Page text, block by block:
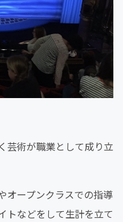
芸術が職業として成り立
オープンクラスでの指導
トなどをして生計を立て